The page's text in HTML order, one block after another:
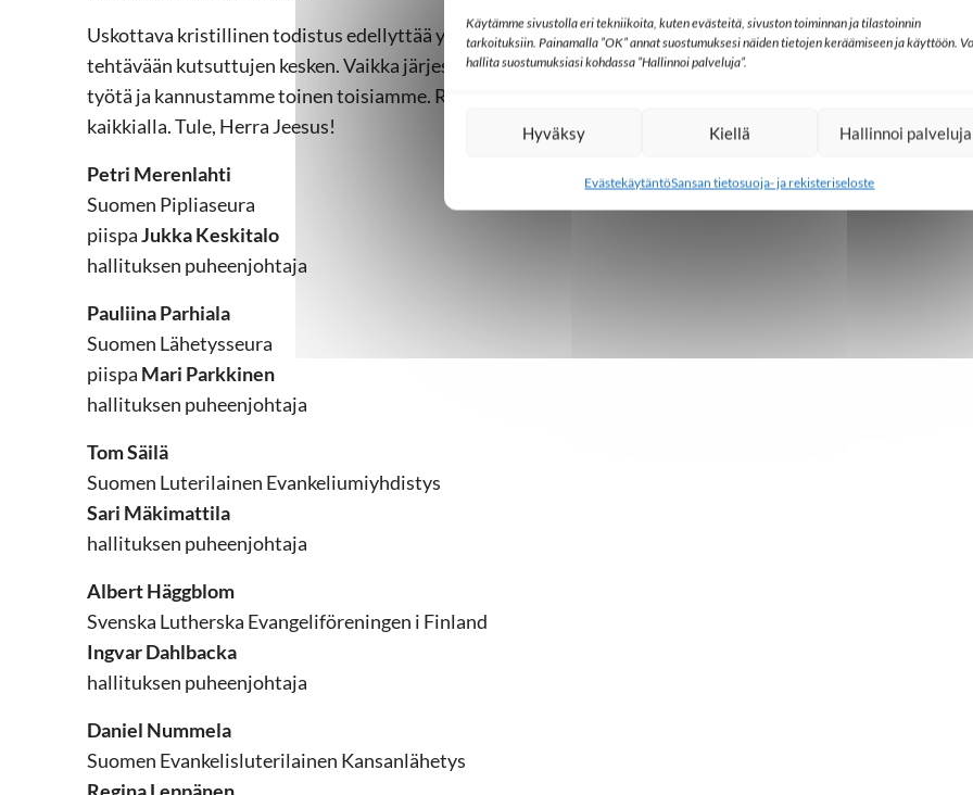
Käytämme sivustolla eri tekniikoita, kuten evästeitä, sivuston toiminnan ja tilastoinnin
tarkoituksiin. Painamalla ”OK” annat suostumuksesi näiden tietojen keräämiseen ja käyttöön.
hallita suostumuksiasi kohdassa ”Hallinnoi palveluja”.
Hyväksy Kiellä Hallinnoi palveluja
EvästekäytäntöSansan tietosuoja- ja rekisteriseloste
Uskottava kristillinen todistus edellyttää yhteyttä ja kunnioitusta kaikkien yhteiseen
tehtävään kutsuttujen kesken. Vaikka järjestömme ovat erilaisia, arvostamme toistemme
työtä ja kannustamme toinen toisiamme. Rukoilemme kristittyjen ykseyden puolesta
kaikkialla. Tule, Herra Jeesus!
Petri Merenlahti
Suomen Pipliaseura
piispaJukka Keskitalo
hallituksen puheenjohtaja
Pauliina Parhiala
Suomen Lähetysseura
piispa Mari Parkkinen
hallituksen puheenjohtaja
Tom Säilä
Suomen Luterilainen Evankeliumiyhdistys
Sari Mäkimattila
hallituksen puheenjohtaja
Albert Häggblom
Svenska Lutherska Evangeliföreningen i Finland
Ingvar Dahlbacka
hallituksen puheenjohtaja
Daniel Nummela
Suomen Evankelisluterilainen Kansanlähetys
Regina Leppänen